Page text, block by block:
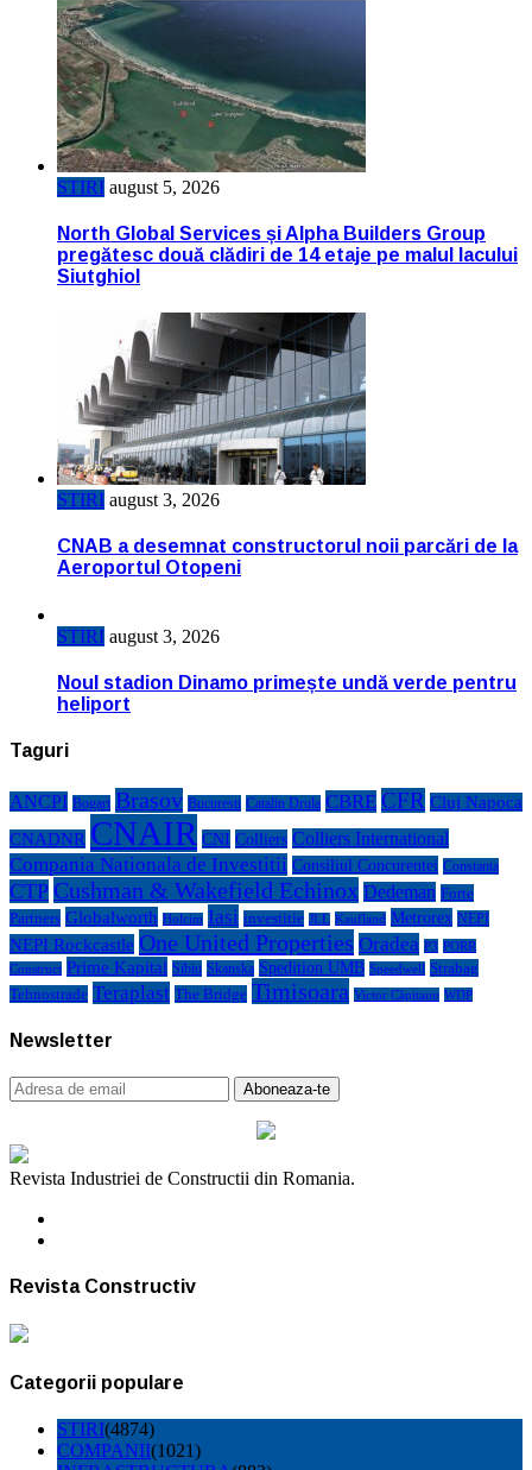
STIRI august 5, 2026
North Global Services și Alpha Builders Group
pregătesc două clădiri de 14 etaje pe malul lacului
Siutghiol
STIRI august 3, 2026
CNAB a desemnat constructorul noii parcări de la
Aeroportul Otopeni
STIRI august 3, 2026
Noul stadion Dinamo primește undă verde pentru
heliport
Taguri
ANCPI Bogart Brasov Bucuresti Catalin Drula CBRE CFR Cluj Napoca
CNADNR CNAIR CNI Colliers Colliers International
Compania Nationala de Investitii Consiliul Concurentei Constanta
CTP Cushman & Wakefield Echinox Dedeman Forte
Partners Globalworth Holcim Iasi investitie JLL Kaufland Metrorex NEPI
NEPI Rockcastle One United Properties Oradea P3 PORR
Construct Prime Kapital Sibiu Skanska Spedition UMB Speedwell Strabag
Tehnostrade Teraplast The Bridge Timisoara Victor Căpitanu WDP
Newsletter
Revista Industriei de Constructii din Romania.
Revista Constructiv
Categorii populare
STIRI(4874)
COMPANII(1021)